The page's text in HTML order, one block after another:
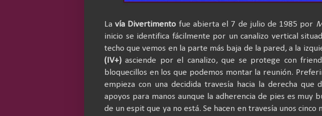
Lavía Divertimento fue abierta el 7 de julio de 1985 por
inicio se identifica fácilmente por un canalizo vertical
techo que vemos en la parte más baja de la pared, a la
(IV+)asciende por el canalizo, que se protege con
bloquecillos en los que podemos montar la reunión.
empieza con una decidida travesía hacia la derecha que
apoyos para manos aunque la adherencia de pies es muy
de un espit que ya no está. Se hacen en travesía unos